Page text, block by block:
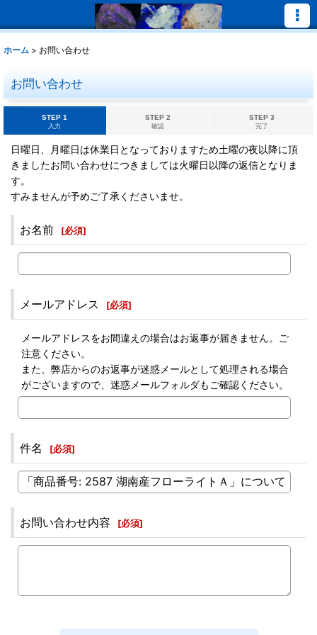
ホーム > お問い合わせ
お問い合わせ
STEP 1
入力
STEP 2
確認
STEP 3
完了
日曜日、月曜日は休業日となっておりますため土曜の夜以降に頂
きましたお問い合わせにつきましては火曜日以降の返信となりま
す。
すみませんが予めご了承くださいませ。
お名前 [必須]
メールアドレス [必須]
メールアドレスをお間違えの場合はお返事が届きません。ご
注意ください。
また、弊店からのお返事が迷惑メールとして処理される場合
がございますので、迷惑メールフォルダもご確認ください。
件名 [必須]
お問い合わせ内容 [必須]